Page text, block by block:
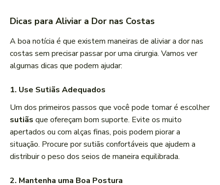
Dicas para Aliviar a Dor nas Costas
A boa notícia é que existem maneiras de aliviar a dor nas
costas sem precisar passar por uma cirurgia. Vamos ver
algumas dicas que podem ajudar:
1. Use Sutiãs Adequados
Um dos primeiros passos que você pode tomar é escolher
sutiãs que ofereçam bom suporte. Evite os muito
apertados ou com alças finas, pois podem piorar a
situação. Procure por sutiãs confortáveis que ajudem a
distribuir o peso dos seios de maneira equilibrada.
2. Mantenha uma Boa Postura